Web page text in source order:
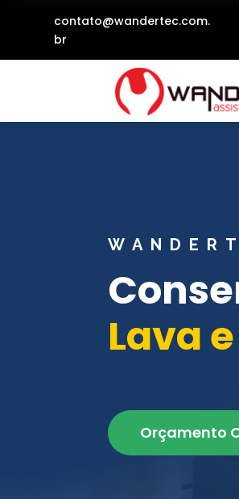
contato@wandertec.com.
br
Lava
Orçamento